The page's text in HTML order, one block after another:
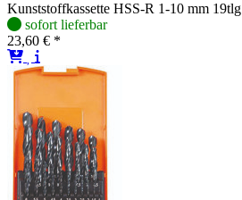
Kunststoffkassette HSS-R 1-10 mm 19tlg
sofort lieferbar
23,60 € *